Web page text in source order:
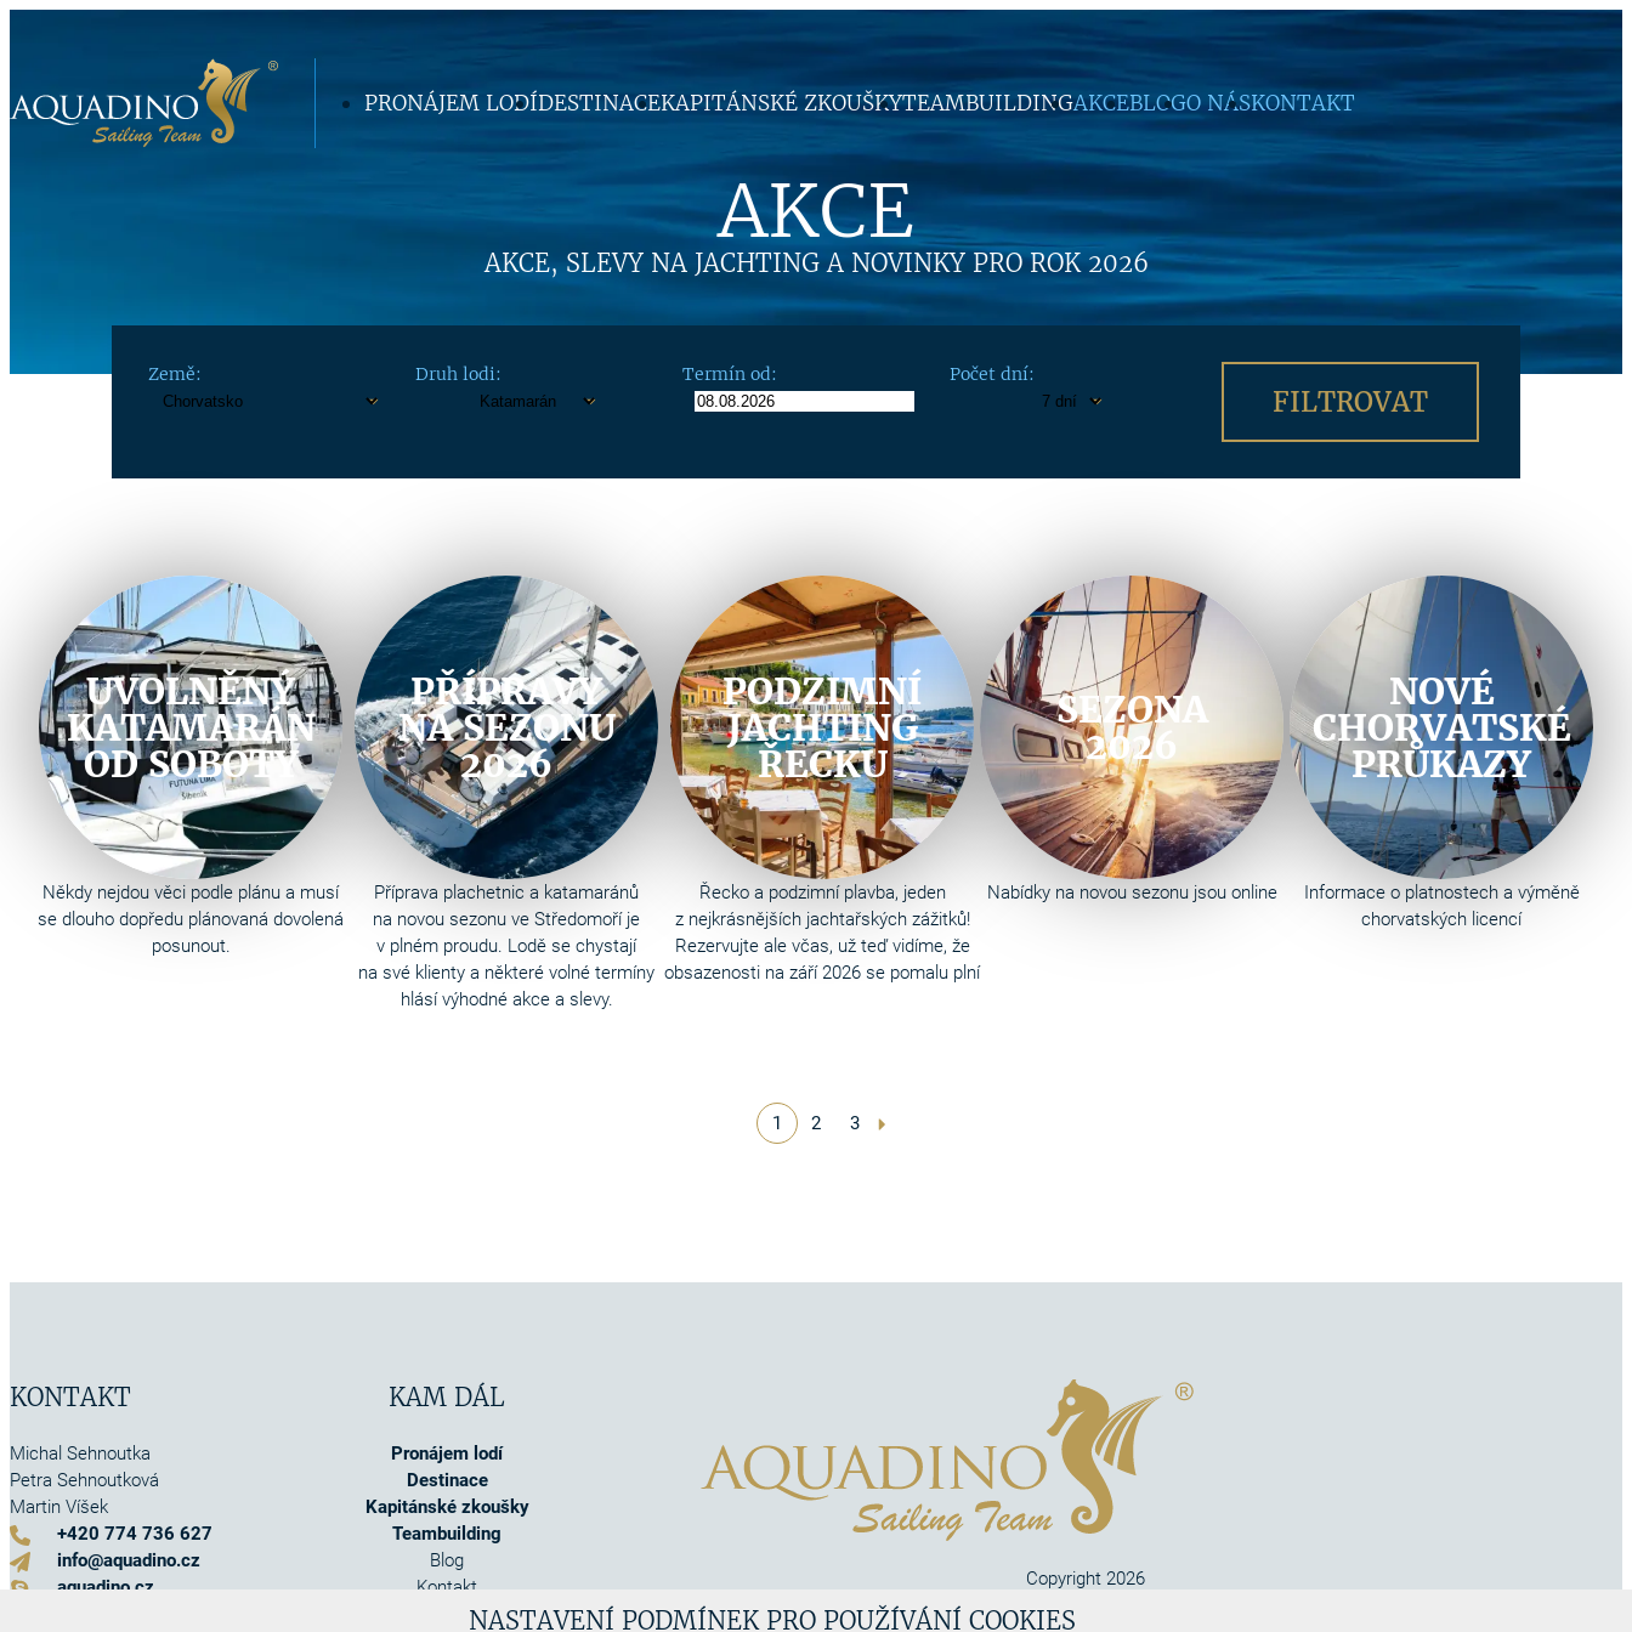
NASTAVENÍ PODMÍNEK PRO POUŽÍVÁNÍ COOKIES
PRONÁJEM LODÍDESTINACEKAPITÁNSKÉ ZKOUŠKYTEAMBUILDINGAKCEBLOGO NÁSKONTAKT
AKCE
AKCE, SLEVY NA JACHTING A NOVINKY PRO ROK 2026
Země: Druh lodi: Termín od: Počet dní:
UVOLNĚNÝ
KATAMARÁN
OD SOBOTY
Někdy nejdou věci podle plánu a musí
se dlouho dopředu plánovaná dovolená
posunout.
PŘÍPRAVY
NA SEZONU
2026
Příprava plachetnic a katamaránů
na novou sezonu ve Středomoří je
v plném proudu. Lodě se chystají
na své klienty a některé volné termíny
hlásí výhodné akce a slevy.
PODZIMNÍ
JACHTING
ŘECKU
Řecko a podzimní plavba, jeden
z nejkrásnějších jachtařských zážitků!
Rezervujte ale včas, už teď vidíme, že
obsazenosti na září 2026 se pomalu plní
SEZONA
2026
Nabídky na novou sezonu jsou online
NOVÉ
CHORVATSKÉ
PRŮKAZY
Informace o platnostech a výměně
chorvatských licencí
1 2 3
KONTAKT
Michal Sehnoutka
Petra Sehnoutková
Martin Víšek
+420 774 736 627
info@aquadino.cz
aquadino.cz
KAM DÁL
Pronájem lodí
Destinace
Kapitánské zkoušky
Teambuilding
Blog
Kontakt
O nás
Copyright 2026
Aquadino s.r.o